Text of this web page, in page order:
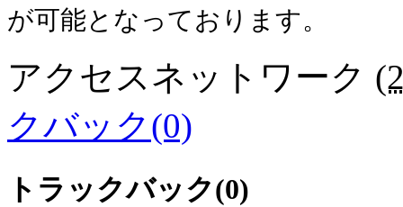
が可能となっております。
アクセスネットワーク (
クバック(0)
トラックバック(0)